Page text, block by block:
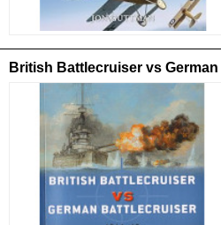
British Battlecruiser vs